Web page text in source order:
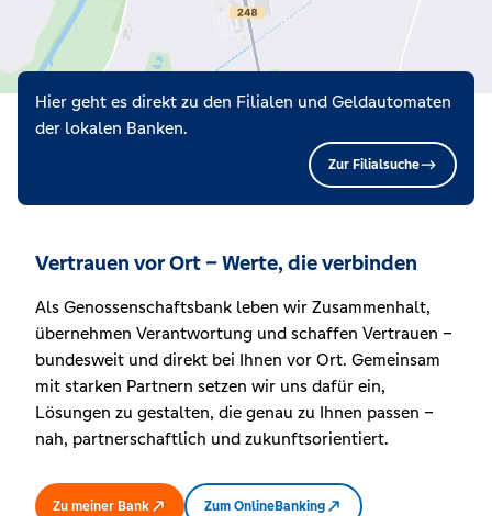
Hier geht es direkt zu den Filialen und Geldautomaten
der lokalen Banken.
Zur Filialsuche
Vertrauen vor Ort – Werte, die verbinden
Als Genossenschaftsbank leben wir Zusammenhalt,
übernehmen Verantwortung und schaffen Vertrauen –
bundesweit und direkt bei Ihnen vor Ort. Gemeinsam
mit starken Partnern setzen wir uns dafür ein,
Lösungen zu gestalten, die genau zu Ihnen passen –
nah, partnerschaftlich und zukunftsorientiert.
Zu meiner Bank Zum OnlineBanking